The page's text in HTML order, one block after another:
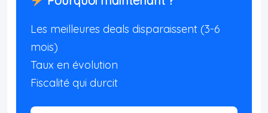
Les meilleures deals disparaissent (3-6
mois)
Taux en évolution
Fiscalité qui durcit